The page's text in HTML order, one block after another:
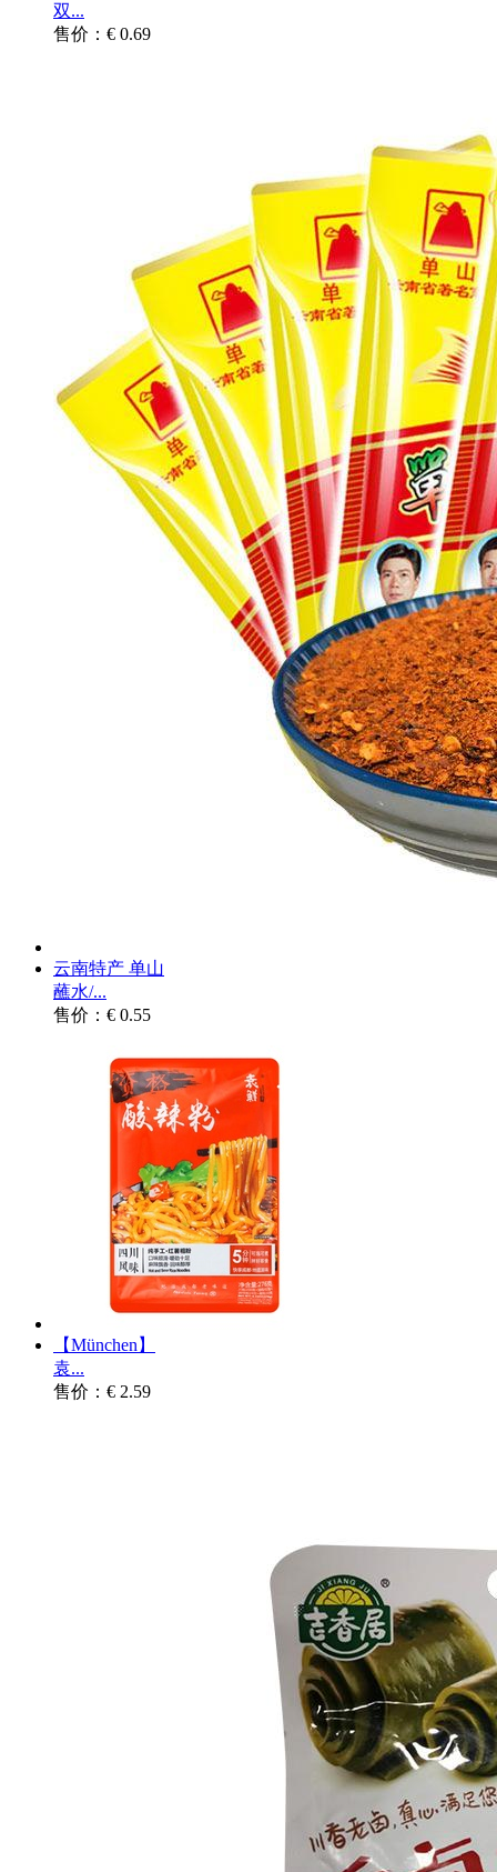
双...
售价：€ 0.69
云南特产 单山
蘸水/...
售价：€ 0.55
【München】
袁...
售价：€ 2.59